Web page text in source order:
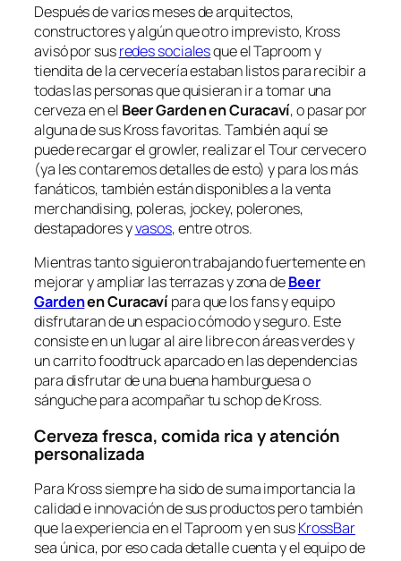
Después de varios meses de arquitectos,
constructores y algún que otro imprevisto, Kross
avisó por susredes socialesque el Taproom y
tiendita de la cervecería estaban listos para recibir a
todas las personas que quisieran ir a tomar una
cerveza en el Beer Garden en Curacaví, o pasar por
alguna de sus Kross favoritas. También aquí se
puede recargar el growler, realizar el Tour cervecero
(ya les contaremos detalles de esto) y para los más
fanáticos, también están disponibles a la venta
merchandising, poleras, jockey, polerones,
destapadores yvasos, entre otros.
Mientras tanto siguieron trabajando fuertemente en
mejorar y ampliar las terrazas y zona deBeer
Gardenen Curacavípara que los fans y equipo
disfrutaran de un espacio cómodo y seguro. Este
consiste en un lugar al aire libre con áreas verdes y
un carrito foodtruck aparcado en las dependencias
para disfrutar de una buena hamburguesa o
sánguche para acompañar tu schop de Kross.
Cerveza fresca, comida rica y atención
personalizada
Para Kross siempre ha sido de suma importancia la
calidad e innovación de sus productos pero también
que la experiencia en el Taproom y en susKrossBar
sea única, por eso cada detalle cuenta y el equipo de